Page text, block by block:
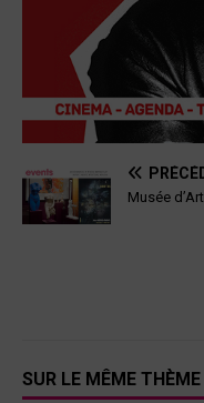
Musée
SUR LE MÊME THÈME